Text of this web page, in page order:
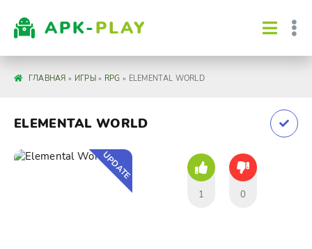
APK-PLAY
ГЛАВНАЯ » ИГРЫ» RPG » ELEMENTAL WORLD
ELEMENTAL WORLD
UPDATE
1 0